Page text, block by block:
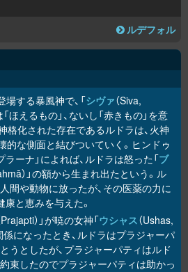
ルデフォル
場する暴風神で、「シヴァ（Siva,
ほえるもの」、ないし「赤きもの」を意
格化された存在であるルドラは、火神
壊的な側面と結びついていく。ヒンドゥ
ーナ」によれば、ルドラは怒った「ブ
）」の額から生まれ出たという。ル
間や動物に放ったが、その医薬の力に
康と恵みを与えた。
Prajapti）」が暁の女神「ウシャス（Ushas,
係になったとき、ルドラはプラジャーパ
うとしたが、プラジャーパティはルド
束したのでプラジャーパティは助かっ